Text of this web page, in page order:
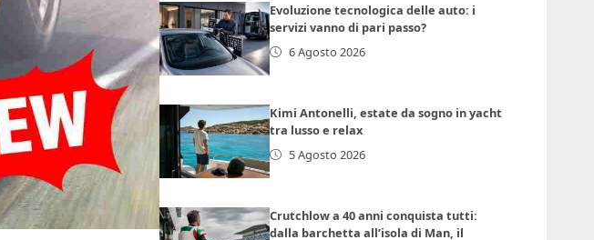
Evoluzione tecnologica delle auto: i
servizi vanno di pari passo?
6 Agosto 2026
Kimi Antonelli, estate da sogno in yacht
tra lusso e relax
5 Agosto 2026
Crutchlow a 40 anni conquista tutti:
dalla barchetta all’isola di Man, il